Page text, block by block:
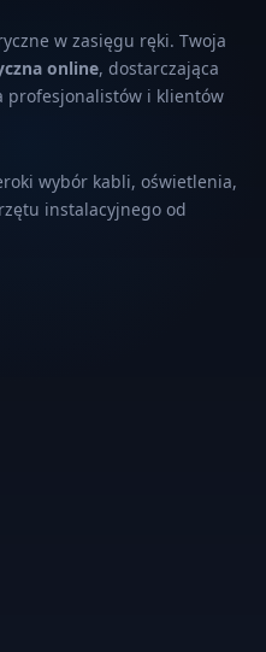
w zasięgu ręki. Twoja
online, dostarczająca
profesjonalistów i klientów
wybór kabli, oświetlenia,
instalacyjnego od